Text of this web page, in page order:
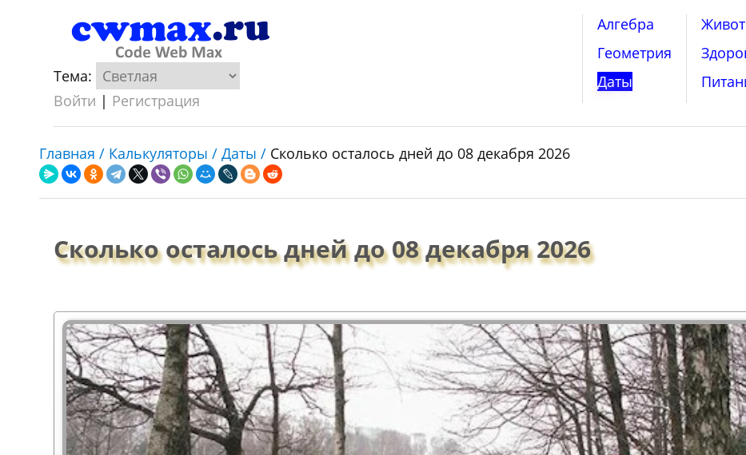
Тема:
Войти | Регистрация
Алгебра
Геометрия
Даты
Главная / Калькуляторы /Даты / Сколько осталось дней до 08 декабря 2026
Сколько осталось дней до 08 декабря 2026